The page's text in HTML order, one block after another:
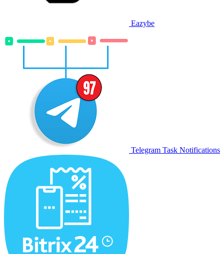
Eazybe
Telegram Task Notifications